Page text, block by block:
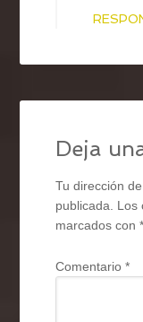
Deja
Tu dirección
publicada. Los
marcados con*
Comentario*